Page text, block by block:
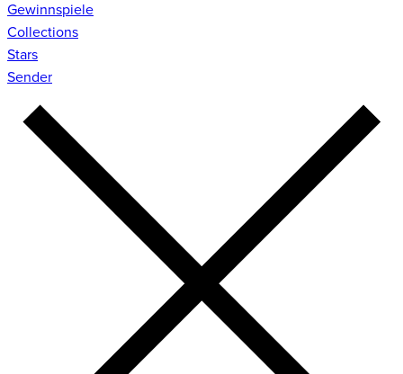
Gewinnspiele
Collections
Stars
Sender